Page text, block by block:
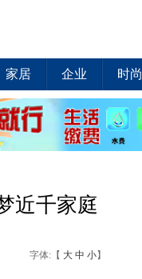
家居 企业 时尚
近千家庭
字体:【 大 中 小】